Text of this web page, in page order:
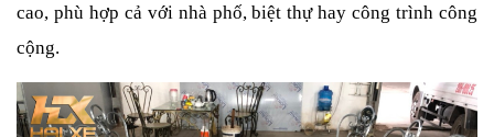
cao, phù hợp cả với nhà phố, biệt thự hay công trình công
cộng.